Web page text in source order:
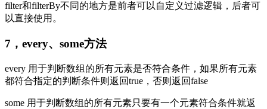
filter和filterBy不同的地方是前者可以自定义过滤逻辑，后者可
以直接使用。
7，every、some方法
every 用于判断数组的所有元素是否符合条件，如果所有元素
都符合指定的判断条件则返回true，否则返回false
some 用于判断数组的所有元素只要有一个元素符合条件就返